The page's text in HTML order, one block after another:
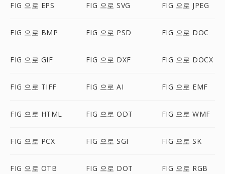
FIG 으로 EPS FIG 으로 SVG FIG 으로 JPEG
FIG 으로 BMP FIG 으로 PSD FIG 으로 DOC
FIG 으로 GIF FIG 으로 DXF FIG 으로 DOCX
FIG 으로 TIFF FIG 으로 AI FIG 으로 EMF
FIG 으로 HTML FIG 으로 ODT FIG 으로 WMF
FIG 으로 PCX FIG 으로 SGI FIG 으로 SK
FIG 으로 OTB FIG 으로 DOT FIG 으로 RGB